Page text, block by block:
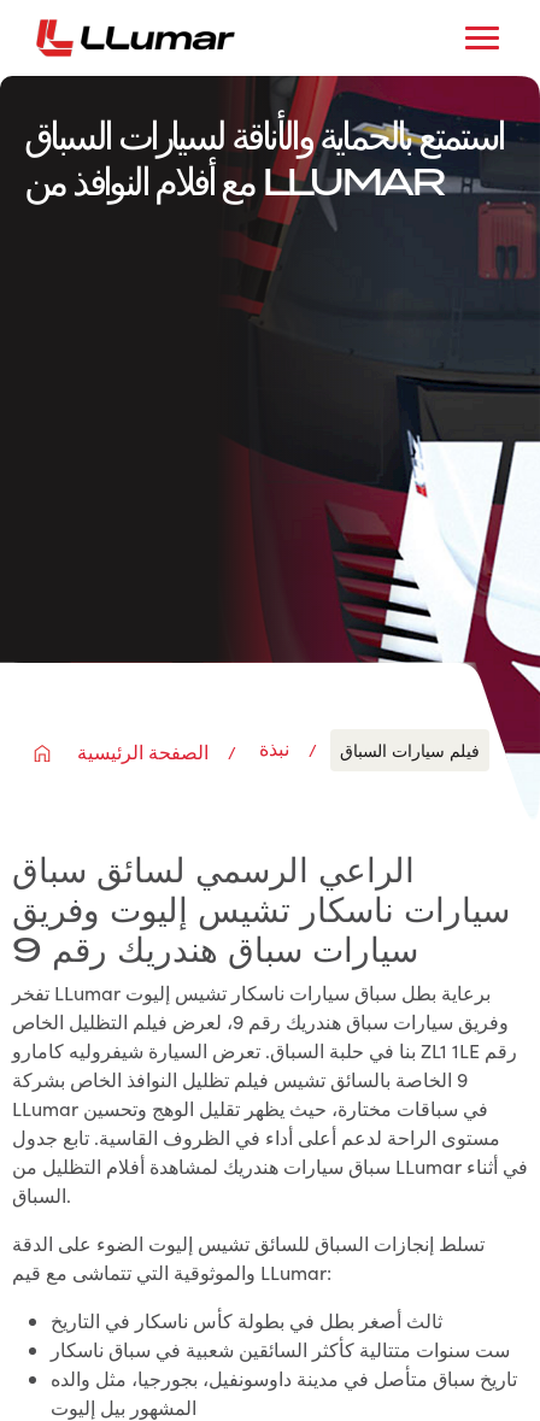
استمتع بالحماية والأناقة لسيارات السباق
مع أفلام النوافذ من LLUMAR
الصفحة الرئيسية نبذة فيلم سيارات السباق
الراعي الرسمي لسائق سباق
سيارات ناسكار تشيس إليوت وفريق
سيارات سباق هندريك رقم 9
تفخر LLumar برعاية بطل سباق سيارات ناسكار تشيس إليوت
وفريق سيارات سباق هندريك رقم 9، لعرض فيلم التظليل الخاص
بنا في حلبة السباق. تعرض السيارة شيفروليه كامارو ZL1 1LE رقم
9 الخاصة بالسائق تشيس فيلم تظليل النوافذ الخاص بشركة
LLumar في سباقات مختارة، حيث يظهر تقليل الوهج وتحسين
مستوى الراحة لدعم أعلى أداء في الظروف القاسية. تابع جدول
سباق سيارات هندريك لمشاهدة أفلام التظليل من LLumar في أثناء
السباق.
تسلط إنجازات السباق للسائق تشيس إليوت الضوء على الدقة
والموثوقية التي تتماشى مع قيم LLumar:
ثالث أصغر بطل في بطولة كأس ناسكار في التاريخ
ست سنوات متتالية كأكثر السائقين شعبية في سباق ناسكار
تاريخ سباق متأصل في مدينة داوسونفيل، بجورجيا، مثل والده
المشهور بيل إليوت